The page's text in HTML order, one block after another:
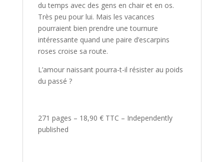
du temps avec des gens en chair et en os.
Très peu pour lui. Mais les vacances
pourraient bien prendre une tournure
intéressante quand une paire d’escarpins
roses croise sa route.
L’amour naissant pourra-t-il résister au poids
du passé ?
271 pages – 18,90 € TTC – Independently
published